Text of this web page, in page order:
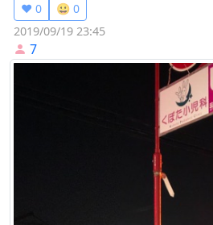
❤️ 0
😀 0
2019/09/19 23:45
7